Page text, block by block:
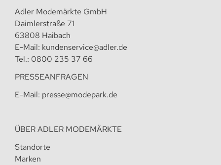
Adler Modemärkte GmbH
Daimlerstraße 71
63808 Haibach
E-Mail: kundenservice@adler.de
Tel.: 0800 235 37 66
PRESSEANFRAGEN
E-Mail: presse@modepark.de
ÜBER ADLER MODEMÄRKTE
Standorte
Marken